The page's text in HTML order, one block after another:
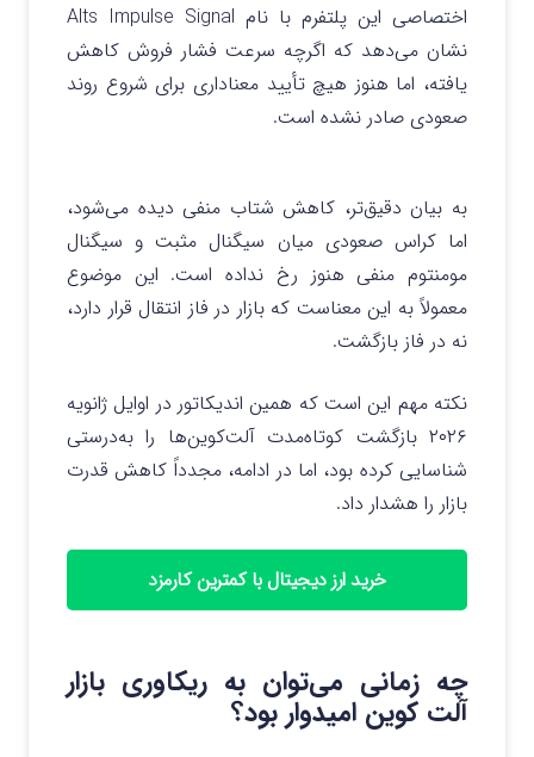
اختصاصی این پلتفرم با نام Alts Impulse Signal
نشان می‌دهد که اگرچه سرعت فشار فروش کاهش
یافته، اما هنوز هیچ تأیید معناداری برای شروع روند
صعودی صادر نشده است.
به بیان دقیق‌تر، کاهش شتاب منفی دیده می‌شود،
اما کراس صعودی میان سیگنال مثبت و سیگنال
مومنتوم منفی هنوز رخ نداده است. این موضوع
معمولاً به این معناست که بازار در فاز انتقال قرار دارد،
نه در فاز بازگشت.
نکته مهم این است که همین اندیکاتور در اوایل ژانویه
۲۰۲۶ بازگشت کوتاه‌مدت آلت‌کوین‌ها را به‌درستی
شناسایی کرده بود، اما در ادامه، مجدداً کاهش قدرت
بازار را هشدار داد.
خرید ارز دیجیتال با کمترین کارمزد
چه زمانی می‌توان به ریکاوری بازار
آلت‌ کوین امیدوار بود؟